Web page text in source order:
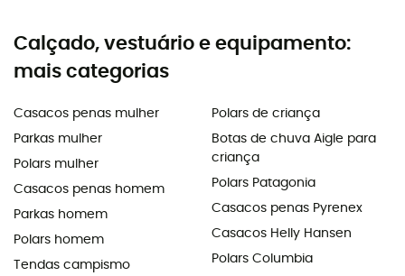
Calçado, vestuário e equipamento:
mais categorias
Casacos penas mulher
Parkas mulher
Polars mulher
Casacos penas homem
Parkas homem
Polars homem
Tendas campismo
Polars de criança
Botas de chuva Aigle para
criança
Polars Patagonia
Casacos penas Pyrenex
Casacos Helly Hansen
Polars Columbia